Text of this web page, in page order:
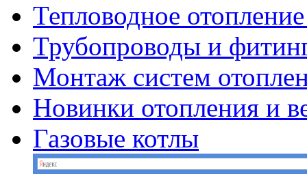
Тепловодное
Трубопроводы и
Монтаж систем
Новинки отопления и
Газовые котлы